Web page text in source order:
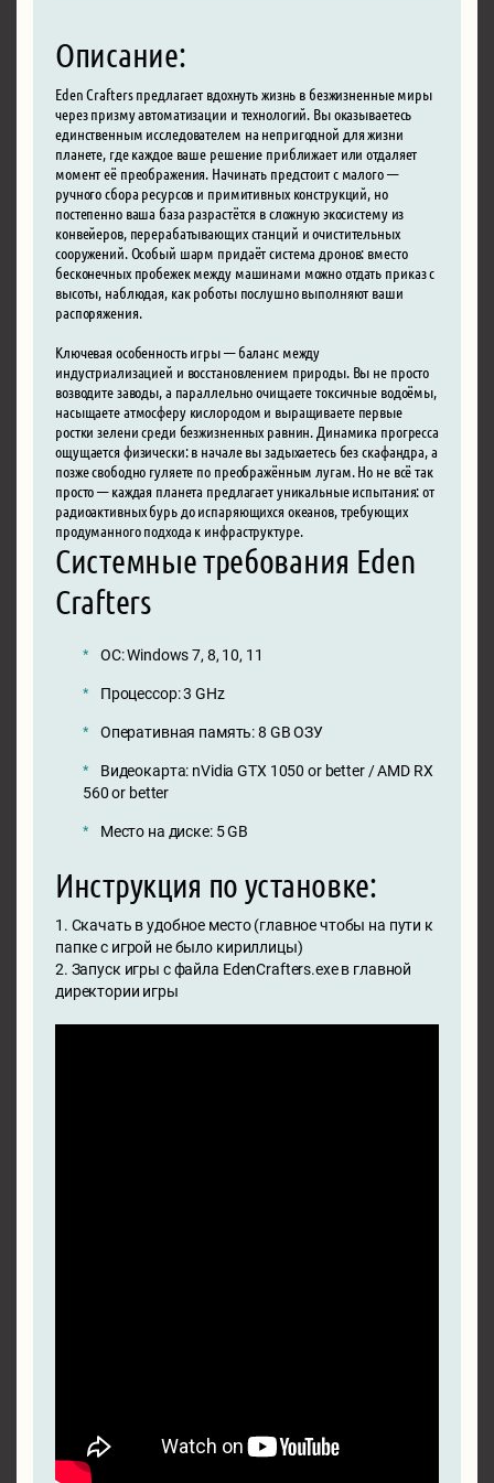
Описание:
Eden Crafters предлагает вдохнуть жизнь в безжизненные миры
через призму автоматизации и технологий. Вы оказываетесь
единственным исследователем на непригодной для жизни
планете, где каждое ваше решение приближает или отдаляет
момент её преображения. Начинать предстоит с малого —
ручного сбора ресурсов и примитивных конструкций, но
постепенно ваша база разрастётся в сложную экосистему из
конвейеров, перерабатывающих станций и очистительных
сооружений. Особый шарм придаёт система дронов: вместо
бесконечных пробежек между машинами можно отдать приказ с
высоты, наблюдая, как роботы послушно выполняют ваши
распоряжения.
Ключевая особенность игры — баланс между
индустриализацией и восстановлением природы. Вы не просто
возводите заводы, а параллельно очищаете токсичные водоёмы,
насыщаете атмосферу кислородом и выращиваете первые
ростки зелени среди безжизненных равнин. Динамика прогресса
ощущается физически: в начале вы задыхаетесь без скафандра, а
позже свободно гуляете по преображённым лугам. Но не всё так
просто — каждая планета предлагает уникальные испытания: от
радиоактивных бурь до испаряющихся океанов, требующих
продуманного подхода к инфраструктуре.
Системные требования Eden
Crafters
ОС: Windows 7, 8, 10, 11
Процессор: 3 GHz
Оперативная память: 8 GB ОЗУ
Видеокарта: nVidia GTX 1050 or better / AMD RX
560 or better
Место на диске: 5 GB
Инструкция по установке:
1. Скачать в удобное место (главное чтобы на пути к
папке с игрой не было кириллицы)
2. Запуск игры с файла EdenCrafters.exe в главной
директории игры